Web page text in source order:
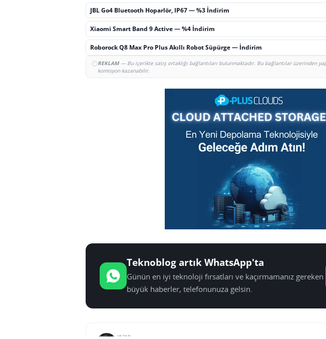
JBL Go4 Bluetooth Hoparlör, IP67 — %3 İndirim
Xiaomi Smart Band 9 Active — %4 İndirim
Roborock Q8 Max Pro Plus Akıllı Robot Süpürge — İndirim
REKLAM— Bu içerikte satış ortaklığı bağlantıları bulunmaktadır. Bu bağlantılar üzerinden
komisyon kazanabilir.
Teknoblog artık WhatsApp'ta
Günün en iyi teknoloji fırsatları ve kaçırmamanız gereken
büyük haberler, telefonunuza gelsin.
YAZAR: